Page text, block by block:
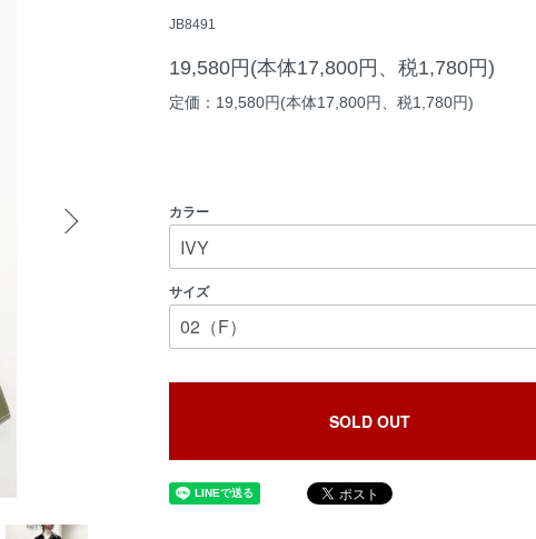
JB8491
19,580円(本体17,800円、税1,780円)
定価：19,580円(本体17,800円、税1,780円)
カラー
サイズ
SOLD OUT